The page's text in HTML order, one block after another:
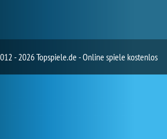
- 2026 Topspiele.de - Online spiele kostenlos